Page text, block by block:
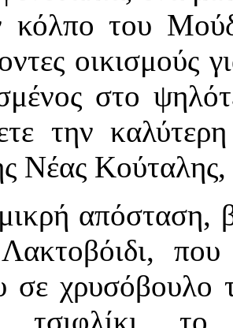
κόλπο του
οικισμούς
στο
την
Νέας
απόσταση,
σε χρυσόβουλο